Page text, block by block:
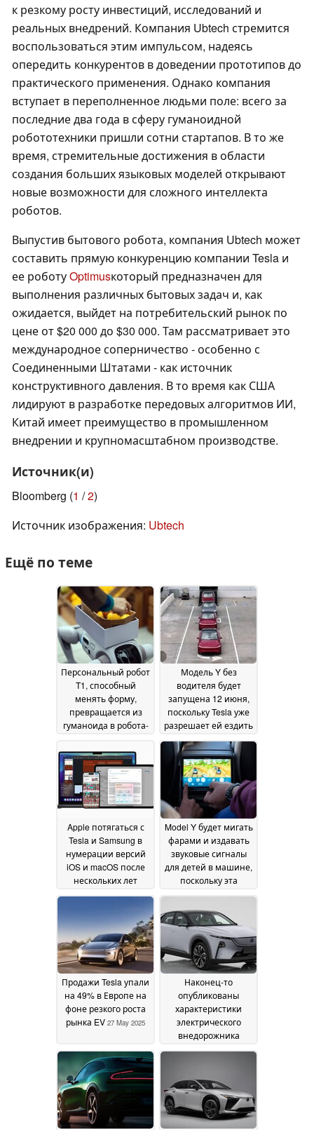
к резкому росту инвестиций, исследований и
реальных внедрений. Компания Ubtech стремится
воспользоваться этим импульсом, надеясь
опередить конкурентов в доведении прототипов до
практического применения. Однако компания
вступает в переполненное людьми поле: всего за
последние два года в сферу гуманоидной
робототехники пришли сотни стартапов. В то же
время, стремительные достижения в области
создания больших языковых моделей открывают
новые возможности для сложного интеллекта
роботов.
Выпустив бытового робота, компания Ubtech может
составить прямую конкуренцию компании Tesla и
ее роботуOptimusкоторый предназначен для
выполнения различных бытовых задач и, как
ожидается, выйдет на потребительский рынок по
цене от $20 000 до $30 000. Там рассматривает это
международное соперничество - особенно с
Соединенными Штатами - как источник
конструктивного давления. В то время как США
лидируют в разработке передовых алгоритмов ИИ,
Китай имеет преимущество в промышленном
внедрении и крупномасштабном производстве.
Источник(и)
Bloomberg (1 /2)
Источник изображения: Ubtech
Ещё по теме
Персональный робот
T1, способный
менять форму,
превращается из
гуманоида в робота-
подниматься по
лестнице15 July 2026
Модель Y без
водителя будет
запущена 12 июня,
поскольку Tesla уже
разрешает ей ездить
по Остину без
присмотра29 May 2025
Apple потягаться с
Tesla и Samsung в
нумерации версий
iOS и macOS после
нескольких лет
выпуска29 May 2025
Model Y будет мигать
фарами и издавать
звуковые сигналы
для детей в машине,
поскольку эта
функция
используется в
новом 5-звездочном
рейтинге
безопасности Tesla
28 May 2025
Продажи Tesla упали
на 49% в Европе на
фоне резкого роста
рынка EV 27 May 2025
Наконец-то
опубликованы
характеристики
электрического
внедорожника
Mazda EZ-60;
Model Y в 2025 году
May 2025